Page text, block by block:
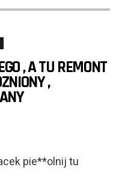
, A TU REMONT
,
pie**olnij tu